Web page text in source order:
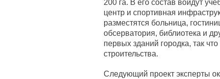
200 га. В его состав войдут
центр и спортивная
разместятся больница,
обсерватория, библиотека и
первых зданий городка, так
строительства.
Следующий проект эксперты